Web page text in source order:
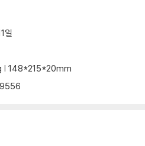
일
| 148*215*20mm